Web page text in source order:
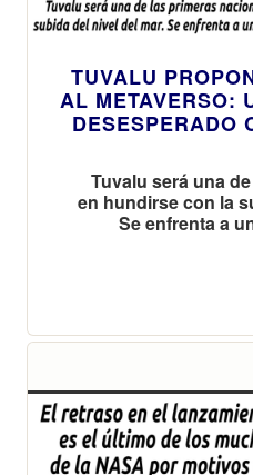
TUVALU
AL METAVERSO:
DESESPERADO
Tuvalu será una
en hundirse con la
Se enfrenta a